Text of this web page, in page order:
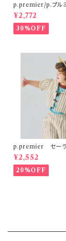
p.premier/p.プルミエ 前
AYパールボタンジ
ート
¥2,772
30%OFF
p.premier セーラ
クロップドTシャツ
¥2,552
20%OFF